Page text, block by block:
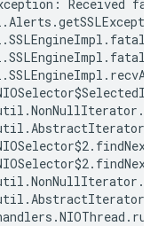
: Received
. Alerts .
.SSLEngineImpl . fatal
.SSLEngineImpl . fatal
.SSLEngineImpl .
.NonNullIterator .
. AbstractIterator
. findNext
. findNext
.NonNullIterator .
. AbstractIterator
.NIOThread . run